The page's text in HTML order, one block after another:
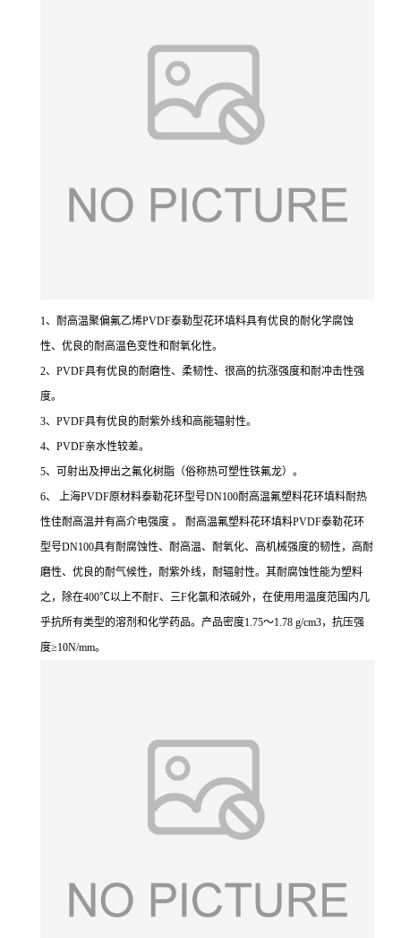
1、耐高温聚偏氟乙烯PVDF泰勒型花环填料具有优良的耐化学腐蚀
性、优良的耐高温色变性和耐氧化性。
2、PVDF具有优良的耐磨性、柔韧性、很高的抗涨强度和耐冲击性强
度。
3、PVDF具有优良的耐紫外线和高能辐射性。
4、PVDF亲水性较差。
5、可射出及押出之氟化树脂（俗称热可塑性铁氟龙）。
6、 上海PVDF原材料泰勒花环型号DN100耐高温氟塑料花环填料耐热
性佳耐高温并有高介电强度 。 耐高温氟塑料花环填料PVDF泰勒花环
型号DN100具有耐腐蚀性、耐高温、耐氧化、高机械强度的韧性，高耐
磨性、优良的耐气候性，耐紫外线，耐辐射性。其耐腐蚀性能为塑料
之，除在400℃以上不耐F、三F化氯和浓碱外，在使用用温度范围内几
乎抗所有类型的溶剂和化学药品。产品密度1.75～1.78 g/cm3，抗压强
度≥10N/mm。